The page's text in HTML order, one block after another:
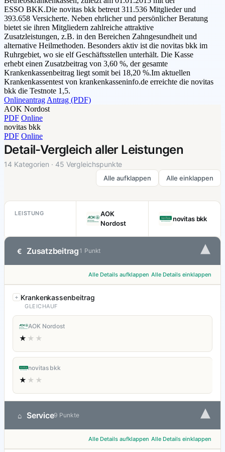
ESSO BKK.Die novitas bkk betreut 311.536 Mitglieder und
393.658 Versicherte. Neben ehrlicher und persönlicher Beratung
bietet sie ihren Mitgliedern zahlreiche attraktive
Zusatzleistungen, z.B. in den Bereichen Zahngesundheit und
alternative Heilmethoden. Besonders aktiv ist die novitas bkk im
Ruhrgebiet, wo sie elf Geschäftsstellen unterhält. Die Kasse
erhebt einen Zusatzbeitrag von 3,60 %, der gesamte
Krankenkassenbeitrag liegt somit bei 18,20 %.Im aktuellen
Krankenkassentest von krankenkasseninfo.de erreichte die novitas
bkk die Testnote 1,5.
Onlineantrag Antrag (PDF)
AOK Nordost
PDF Online
novitas bkk
PDF Online
Detail-Vergleich aller Leistungen
14 Kategorien · 45 Vergleichspunkte
Alle aufklappen Alle einklappen
LEISTUNG
AOK
Nordost
novitas bkk
€ Zusatzbeitrag 1 Punkt ▾
Alle Details aufklappen Alle Details einklappen
Krankenkassenbeitrag
GLEICHAUF
AOK Nordost
★ ★★
novitas bkk
★ ★★
⌂ Service9 Punkte ▾
Alle Details aufklappen Alle Details einklappen